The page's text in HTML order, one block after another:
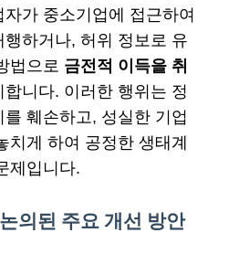
가 중소기업에 접근하여
하거나, 허위 정보로 유
법으로 금전적 이득을 취
합니다. 이러한 행위는 정
훼손하고, 성실한 기업
치게 하여 공정한 생태계
제입니다.
의된 주요 개선 방안